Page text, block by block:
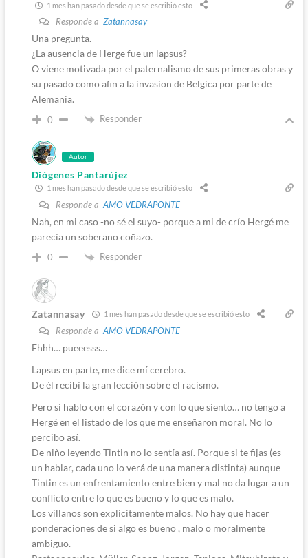
1 mes han pasado desde que se escribió esto
Responde a Zatannasay
Una pregunta.
¿La ausencia de Herge fue un lapsus?
O viene motivada por el paternalismo de sus primeras obras y
su pasado como afin a la invasion de Belgica por parte de
Alemania.
0 Responder
Autor
Diógenes Pantarújez
1 mes han pasado desde que se escribió esto
Responde a AMO VEDRAPONTE
Nah, en mi caso -no sé el suyo- porque a mi de crío Hergé me
parecía un soberano coñazo.
0 Responder
Zatannasay 1 mes han pasado desde que se escribió esto
Responde a AMO VEDRAPONTE
Ehhh… pueeesss…
Lapsus en parte, me dice mí cerebro.
De él recibí la gran lección sobre el racismo.
Pero si hablo con el corazón y con lo que siento… no tengo a
Hergé en el listado de los que me enseñaron moral. No lo
percibo así.
De niño leyendo Tintin no lo sentía así. Porque si te fijas (es
un hablar, cada uno lo verá de una manera distinta) aunque
Tintin es un enfrentamiento entre bien y mal no da lugar a un
conflicto entre lo que es bueno y lo que es malo.
Los villanos son explicitamente malos. No hay que hacer
ponderaciones de si algo es bueno , malo o moralmente
ambiguo.